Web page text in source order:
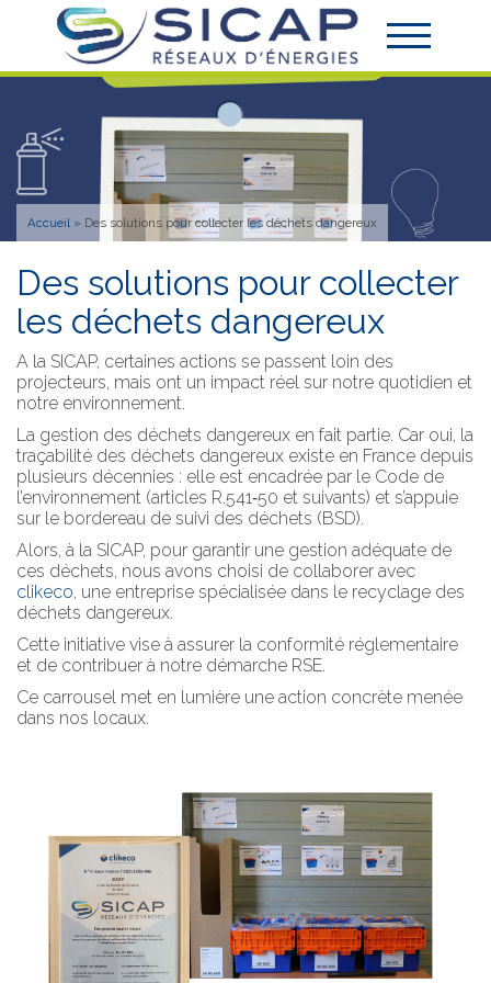
Accueil» Des solutions pour collecter les déchets dangereux
Des solutions pour collecter
les déchets dangereux
A la SICAP, certaines actions se passent loin des
projecteurs, mais ont un impact réel sur notre quotidien et
notre environnement.
La gestion des déchets dangereux en fait partie. Car oui, la
traçabilité des déchets dangereux existe en France depuis
plusieurs décennies : elle est encadrée par le Code de
l’environnement (articles R.541‑50 et suivants) et s’appuie
sur le bordereau de suivi des déchets (BSD).
Alors, à la SICAP, pour garantir une gestion adéquate de
ces déchets, nous avons choisi de collaborer avec
clikeco, une entreprise spécialisée dans le recyclage des
déchets dangereux.
Cette initiative vise à assurer la conformité réglementaire
et de contribuer à notre démarche RSE.
Ce carrousel met en lumière une action concrète menée
dans nos locaux.